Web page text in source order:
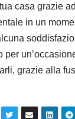
casa grazie
in un
per
grazie alla